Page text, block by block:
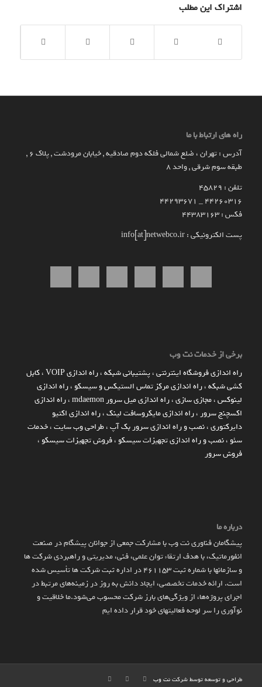
اشتراک این مطلب
راه های ارتباط با ما
آدرس : تهران ، ضلع شمالی فلکه دوم صادقیه , خیابان مرودشت , پلاک ۶ ,
طبقه سوم شرقی , واحد ۸
تلفن : 45829
۴۴۲۶۰۳۱۶ _ 44293671
فکس : 44383163
پست الکترونیکی : info[at]netwebco.ir
برخی از خدمات نت وب
راه اندازي فروشگاه اينترنتي،پشتیبانی شبکه،راه اندازی VOIP ،کابل
کشی شبکه،راه اندازی مرکز تماس الستیکس و سیسکو ،راه اندازی
لینوکس،مجازی سازی،راه اندازی میل سرور mdaemon ،راه اندازی
اکسچنج سرور ،راه اندازی مایکروسافت لینک،راه اندازی اکتیو
دایرکتوری،نصب و راه اندازی سرور بک آپ،طراحی وب سایت،خدمات
سئو ،نصب و راه اندازی تجهیزات سیسکو ،فروش تجهیزات سیسکو ،
فروش سرور
درباره ما
پیشگامان فناوری نت وب با مشارکت جمعی از جوانان پیشگام در صنعت
انفورماتیک، با هدف ارتقاء توان علمی، فنی، مدیریتی و راهبردی شرکت ها
و سازمان­ها با شماره ثبت 461153 در اداره ثبت شرکت ها تأسیس شده
است. ارائه خدمات تخصصی، ایجاد دانش به‌ روز در زمینه‌های مرتبط در
اجرای پروژه‌ها، از ویژگی‌های بارز شرکت محسوب می‌شود.ما خلاقیت و
نوآوری را سر لوحه فعالیتهای خود قرار داده ایم
طراحی و توسعه توسط شرکتنت وب